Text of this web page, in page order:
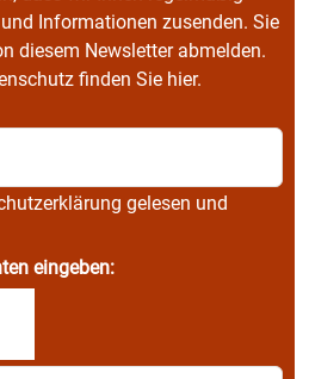
Informationen zusenden. Sie
diesem Newsletter abmelden.
finden Sie hier.
gelesen und
eingeben: